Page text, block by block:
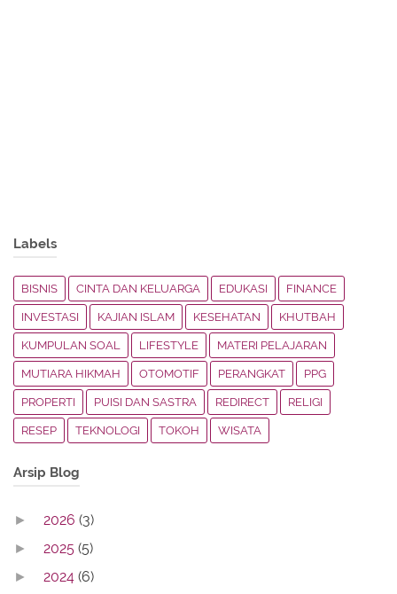
Labels
BISNIS CINTA DAN KELUARGA EDUKASI FINANCE
INVESTASI KAJIAN ISLAM KESEHATAN KHUTBAH
KUMPULAN SOAL LIFESTYLE MATERI PELAJARAN
MUTIARA HIKMAH OTOMOTIF PERANGKAT PPG
PROPERTI PUISI DAN SASTRA REDIRECT RELIGI
RESEP TEKNOLOGI TOKOH WISATA
Arsip Blog
► 2026 (3)
► 2025 (5)
► 2024 (6)